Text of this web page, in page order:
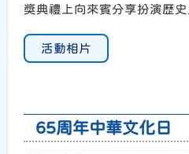
獎典禮上向來賓分享扮演歷史
活動相片
65周年中華文化日